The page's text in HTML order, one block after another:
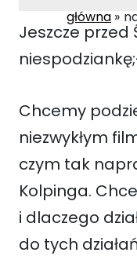
główna
Jeszcze
Chcemy
niezwykłym
czym tak
Kolpinga.
i dlaczego
do tych